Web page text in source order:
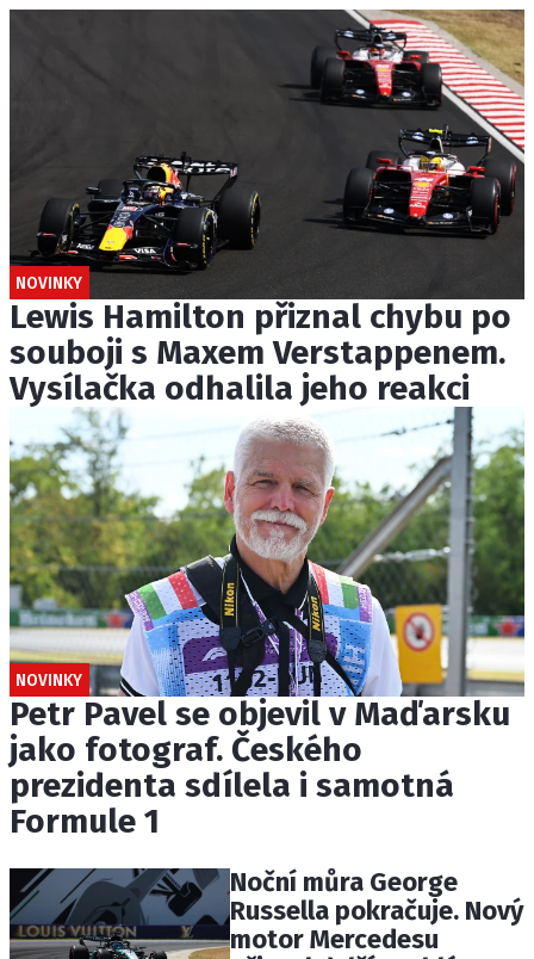
NOVINKY
Lewis Hamilton přiznal chybu po
souboji s Maxem Verstappenem.
Vysílačka odhalila jeho reakci
NOVINKY
Petr Pavel se objevil v Maďarsku
jako fotograf. Českého
prezidenta sdílela i samotná
Formule 1
Noční můra George
Russella pokračuje. Nový
motor Mercedesu